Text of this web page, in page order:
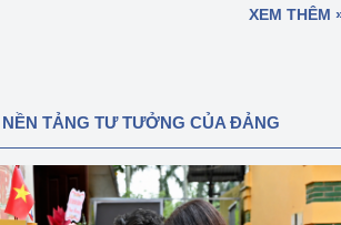
XEM THÊM
TẢNG TƯ TƯỞNG CỦA ĐẢNG